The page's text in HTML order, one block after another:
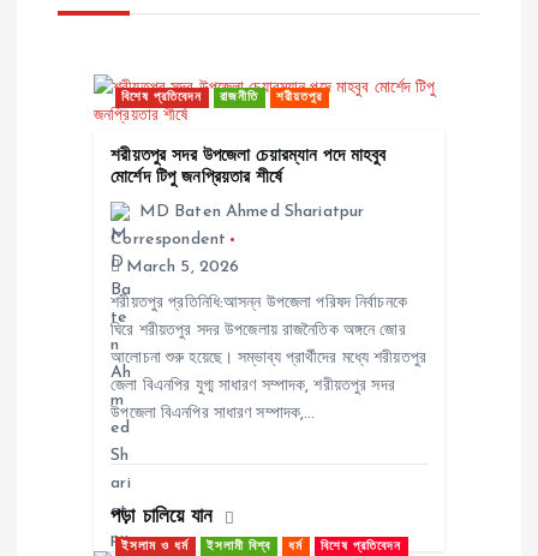
v
বিশেষ প্রতিবেদন রাজনীতি শরীয়তপুর
শরীয়তপুর সদর উপজেলা চেয়ারম্যান পদে মাহবুব
মোর্শেদ টিপু জনপ্রিয়তার শীর্ষে
MD Baten Ahmed Shariatpur
Correspondent
March 5, 2026
শরীয়তপুর প্রতিনিধি:আসন্ন উপজেলা পরিষদ নির্বাচনকে
ঘিরে শরীয়তপুর সদর উপজেলায় রাজনৈতিক অঙ্গনে জোর
আলোচনা শুরু হয়েছে। সম্ভাব্য প্রার্থীদের মধ্যে শরীয়তপুর
জেলা বিএনপির যুগ্ম সাধারণ সম্পাদক, শরীয়তপুর সদর
উপজেলা বিএনপির সাধারণ সম্পাদক,…
পড়া চালিয়ে যান
ইসলাম ও ধর্ম ইসলামী বিশ্ব ধর্ম বিশেষ প্রতিবেদন